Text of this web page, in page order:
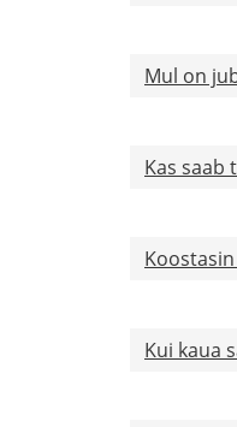
Mul on
Kas saab
Kui kaua